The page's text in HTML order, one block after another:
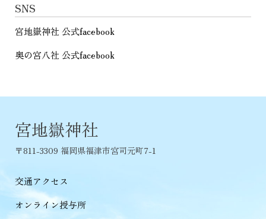
SNS
宮地嶽神社 公式facebook
奥の宮八社 公式facebook
宮地嶽神社
〒811-3309 福岡県福津市宮司元町7-1
交通アクセス
オンライン授与所